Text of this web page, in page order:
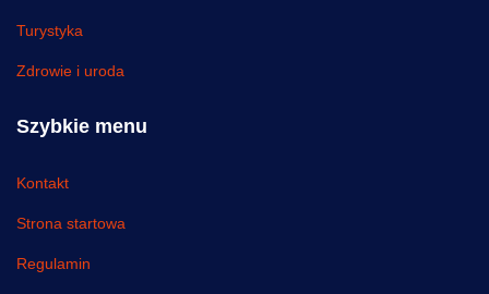
Turystyka
Zdrowie i uroda
Szybkie menu
Kontakt
Strona startowa
Regulamin